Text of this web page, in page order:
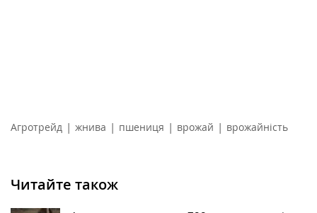
Агротрейд | жнива | пшениця | врожай | врожайність
Читайте також